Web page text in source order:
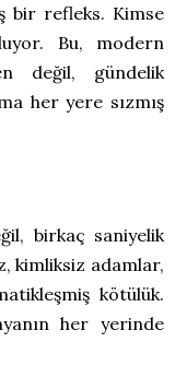
bir refleks. Kimse
Bu, modern
değil, gündelik
her yere sızmış
birkaç saniyelik
kimliksiz adamlar,
kötülük.
her yerinde